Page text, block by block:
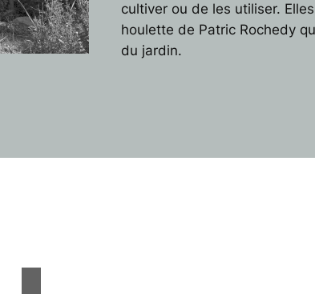
cultiver ou de les utiliser.
houlette de Patric Rochedy
du jardin.